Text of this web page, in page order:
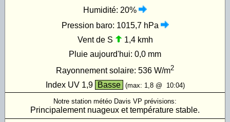
Humidité: 20%
Pression baro: 1015,7 hPa
Vent de S
1,4 kmh
Pluie aujourd'hui: 0,0 mm
Rayonnement solaire: 536 W/m2
Index UV 1,9 Basse (max: 1,8@ 10:04)
Notre station météo Davis VP prévisions:
Principalement nuageux et température stable.